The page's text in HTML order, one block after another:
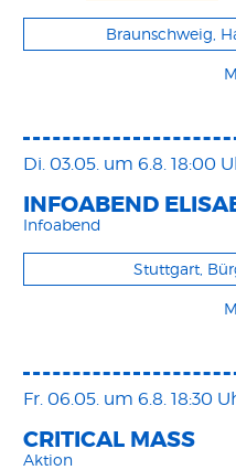
Braunschweig,
Di. 03.05. um 6.8. 18:00
INFOABEND
Infoabend
Stuttgart,
Fr. 06.05. um 6.8. 18:30
CRITICAL MASS
Aktion